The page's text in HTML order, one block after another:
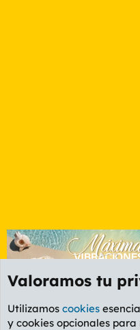
Etiquetas
Valoramos tu
Utilizamos cookies
y cookies opcionales